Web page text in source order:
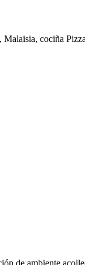
Malaisia, cociña
de ambiente